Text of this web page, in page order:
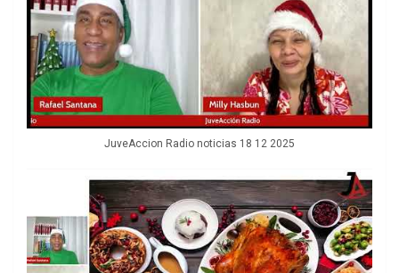
JuveAccion Radio noticias 18 12 2025